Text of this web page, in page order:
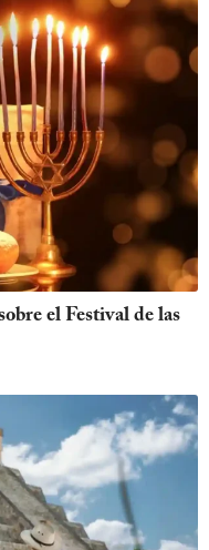
el Festival de las